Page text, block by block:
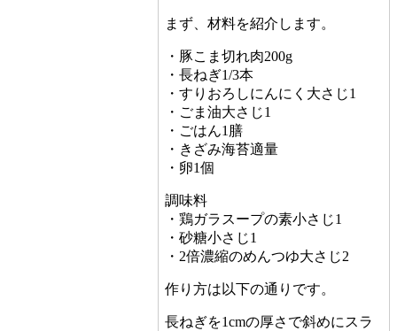
まず、材料を紹介します。
・豚こま切れ肉200g
・長ねぎ1/3本
・すりおろしにんにく大さじ1
・ごま油大さじ1
・ごはん1膳
・きざみ海苔適量
・卵1個
調味料
・鶏ガラスープの素小さじ1
・砂糖小さじ1
・2倍濃縮のめんつゆ大さじ2
作り方は以下の通りです。
長ねぎを1cmの厚さで斜めにスラ